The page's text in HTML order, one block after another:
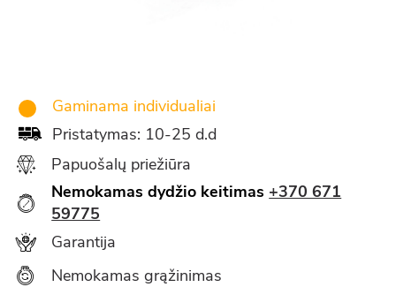
Gaminama individualiai
Pristatymas: 10-25 d.d
Papuošalų priežiūra
Nemokamas dydžio keitimas +370 671
59775
Garantija
Nemokamas grąžinimas